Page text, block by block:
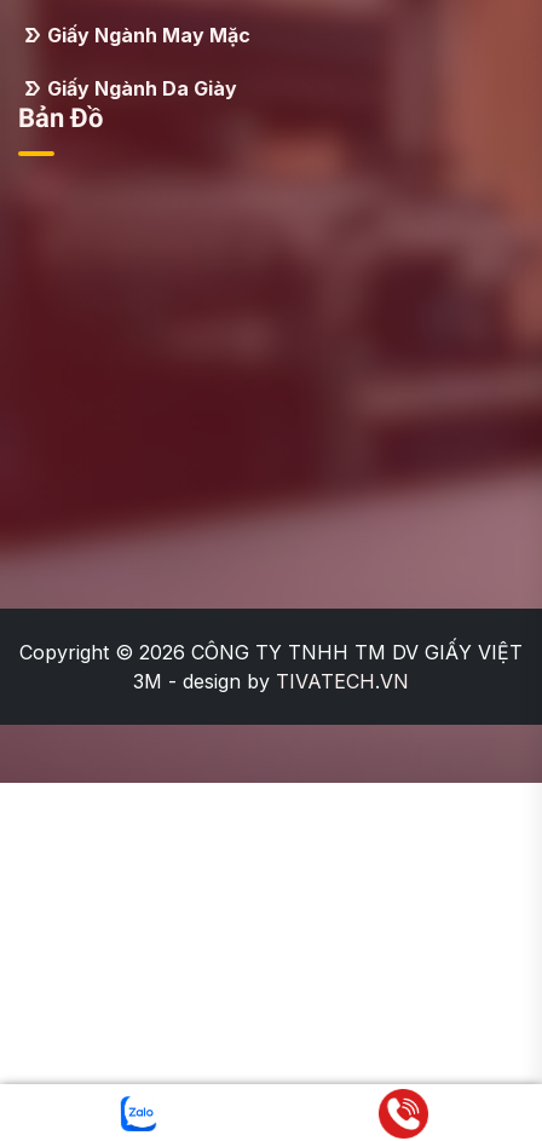
Giấy Ngành May Mặc
Giấy Ngành Da Giày
Bản Đồ
Copyright © 2026 CÔNG TY TNHH TM DV GIẤY VIỆT
3M - design by TIVATECH.VN